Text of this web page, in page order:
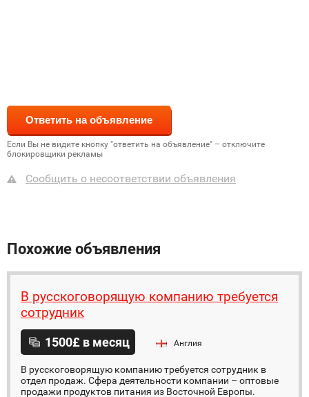
Если Вы не видите кнопку "ответить на объявление" – отключите
блокировщики рекламы
Сообщить о несоответствии объявления
Похожие объявления
В русскоговорящую компанию требуется
сотрудник
1500£ в месяц Англия
В русскоговорящую компанию требуется сотрудник в
отдел продаж. Сфера деятельности компании – оптовые
продажи продуктов питания из Восточной Европы.